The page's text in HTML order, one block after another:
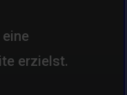
erzielst.